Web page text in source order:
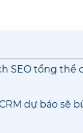
SEO tổng thể
dự báo sẽ